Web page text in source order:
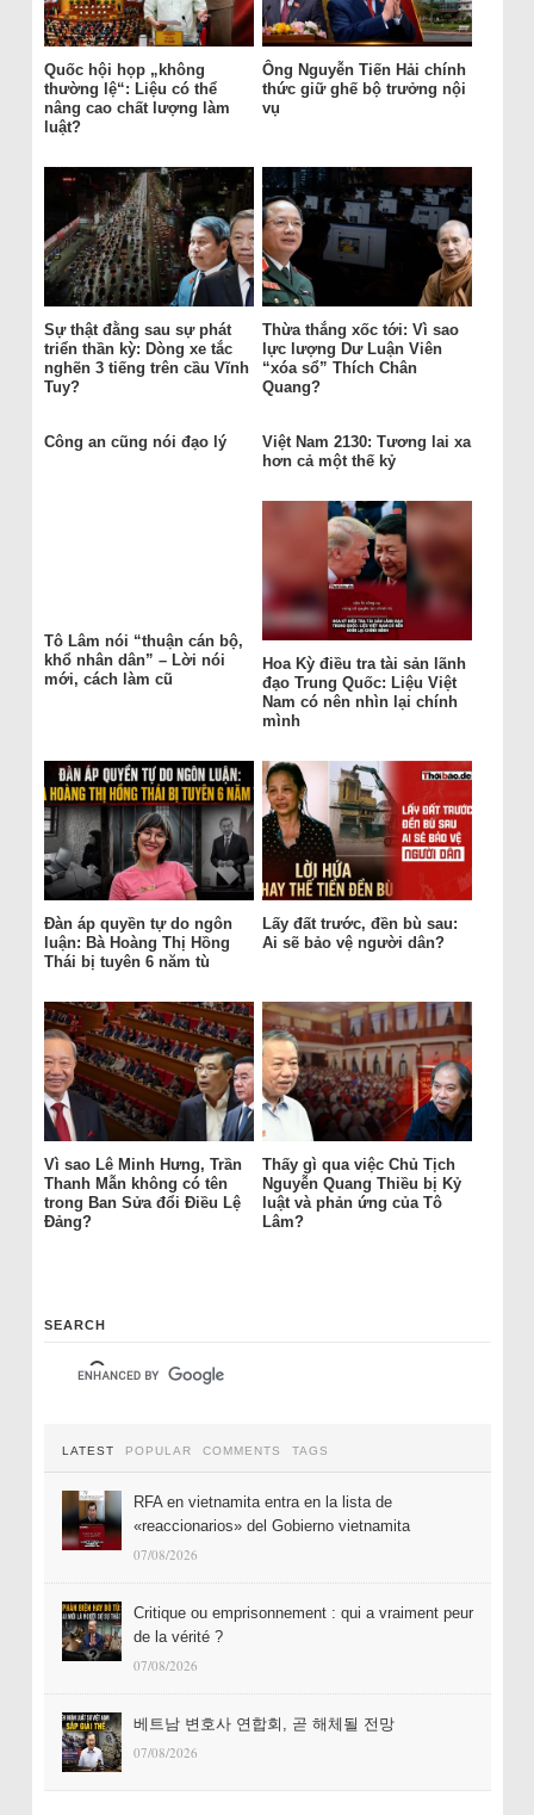
Quốc hội họp „không
thường lệ“: Liệu có thể
nâng cao chất lượng làm
luật?
Ông Nguyễn Tiến Hải chính
thức giữ ghế bộ trưởng nội
vụ
Sự thật đằng sau sự phát
triển thần kỳ: Dòng xe tắc
nghẽn 3 tiếng trên cầu Vĩnh
Tuy?
Thừa thắng xốc tới: Vì sao
lực lượng Dư Luận Viên
“xóa sổ” Thích Chân
Quang?
Công an cũng nói đạo lý
Việt Nam 2130: Tương lai xa
hơn cả một thế kỷ
Tô Lâm nói “thuận cán bộ,
khổ nhân dân” – Lời nói
mới, cách làm cũ
Hoa Kỳ điều tra tài sản lãnh
đạo Trung Quốc: Liệu Việt
Nam có nên nhìn lại chính
mình
Đàn áp quyền tự do ngôn
luận: Bà Hoàng Thị Hồng
Thái bị tuyên 6 năm tù
Lấy đất trước, đền bù sau:
Ai sẽ bảo vệ người dân?
Vì sao Lê Minh Hưng, Trần
Thanh Mẫn không có tên
trong Ban Sửa đổi Điều Lệ
Đảng?
Thấy gì qua việc Chủ Tịch
Nguyễn Quang Thiều bị Kỷ
luật và phản ứng của Tô
Lâm?
SEARCH
LATEST POPULAR COMMENTS TAGS
RFA en vietnamita entra en la lista de
«reaccionarios» del Gobierno vietnamita
07/08/2026
Critique ou emprisonnement : qui a vraiment peur
de la vérité ?
07/08/2026
베트남 변호사 연합회, 곧 해체될 전망
07/08/2026